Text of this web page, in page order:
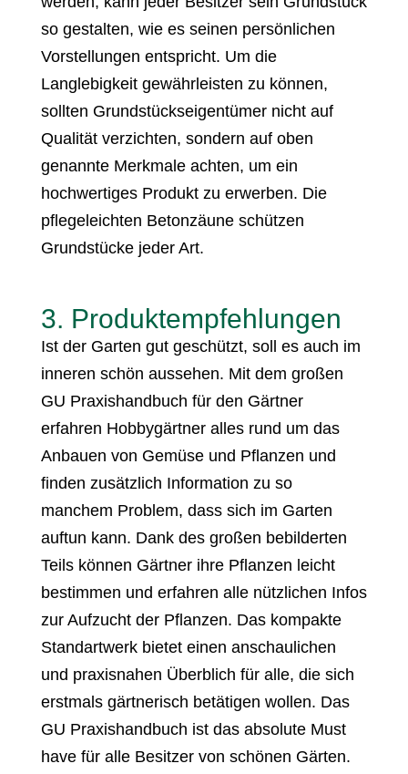
so gestalten, wie es seinen persönlichen
Vorstellungen entspricht. Um die
Langlebigkeit gewährleisten zu können,
sollten Grundstückseigentümer nicht auf
Qualität verzichten, sondern auf oben
genannte Merkmale achten, um ein
hochwertiges Produkt zu erwerben. Die
pflegeleichten Betonzäune schützen
Grundstücke jeder Art.
3. Produktempfehlungen
Ist der Garten gut geschützt, soll es auch im
inneren schön aussehen. Mit dem großen
GU Praxishandbuch für den Gärtner
erfahren Hobbygärtner alles rund um das
Anbauen von Gemüse und Pflanzen und
finden zusätzlich Information zu so
manchem Problem, dass sich im Garten
auftun kann. Dank des großen bebilderten
Teils können Gärtner ihre Pflanzen leicht
bestimmen und erfahren alle nützlichen Infos
zur Aufzucht der Pflanzen. Das kompakte
Standartwerk bietet einen anschaulichen
und praxisnahen Überblich für alle, die sich
erstmals gärtnerisch betätigen wollen. Das
GU Praxishandbuch ist das absolute Must
have für alle Besitzer von schönen Gärten.